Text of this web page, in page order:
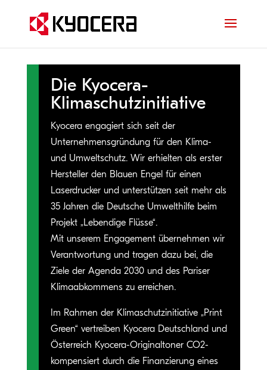
Die Kyocera-
Klimaschutzinitiative
Kyocera engagiert sich seit der
Unternehmensgründung für den Klima-
und Umweltschutz. Wir erhielten als erster
Hersteller den Blauen Engel für einen
Laserdrucker und unterstützen seit mehr als
35 Jahren die Deutsche Umwelthilfe beim
Projekt „Lebendige Flüsse“.
Mit unserem Engagement übernehmen wir
Verantwortung und tragen dazu bei, die
Ziele der Agenda 2030 und des Pariser
Klimaabkommens zu erreichen.
Im Rahmen der Klimaschutzinitiative „Print
Green“ vertreiben Kyocera Deutschland und
Österreich Kyocera-Originaltoner CO2-
kompensiert durch die Finanzierung eines